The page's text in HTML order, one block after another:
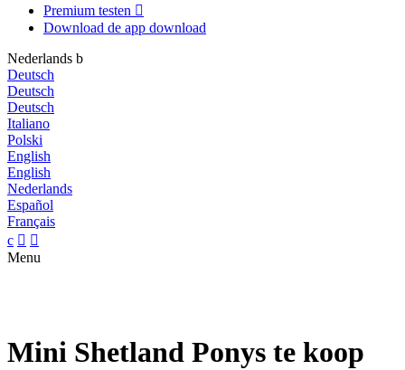
Premium testen 
Download de app download
Nederlands b
Deutsch
Deutsch
Deutsch
Italiano
Polski
English
English
Nederlands
Español
Français
c  
Menu
Mini Shetland Ponys te koop